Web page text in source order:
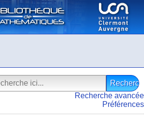
Recherche avancée
Préférences